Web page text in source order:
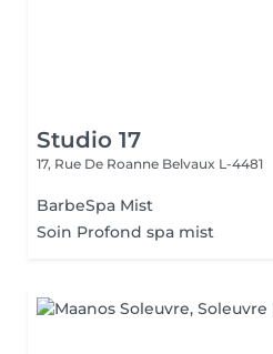
Studio 17
17, Rue De Roanne Belvaux L-4481
BarbeSpa Mist
Soin Profond spa mist